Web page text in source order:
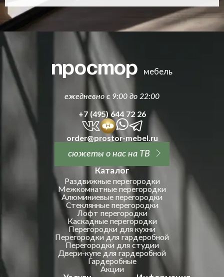
простор мебель
ежедневно с 9:00 до 22:00
+7 (495) 644 72 26
order@prostor-mebel.ru
сюжеты о нас на ТВ
Каталог
Раздвижные перегородки
Межкомнатные перегородки
Алюминиевые перегородки
Стеклянные перегородки
Лофт перегородки
Каскадные перегородки
Перегородки для кухни
Перегородки для гардеробной
Перегородки для студии
Двери-купе для гардеробной
Гардеробные
Акции